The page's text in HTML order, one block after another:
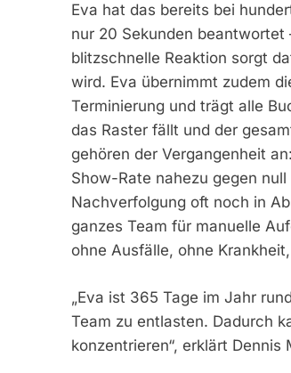
Eva hat das bereits bei
nur 20 Sekunden beantwortet
blitzschnelle Reaktion sorgt
wird. Eva übernimmt zudem
Terminierung und trägt alle
das Raster fällt und der
gehören der Vergangenheit
Show-Rate nahezu gegen
Nachverfolgung oft noch in
ganzes Team für manuelle
ohne Ausfälle, ohne
„Eva ist 365 Tage im Jahr
Team zu entlasten. Dadurch
konzentrieren“, erklärt Dennis